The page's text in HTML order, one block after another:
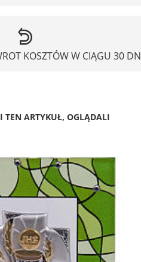
KOSZTÓW W CIĄGU 30
TEN ARTYKUŁ, OGLĄDALI